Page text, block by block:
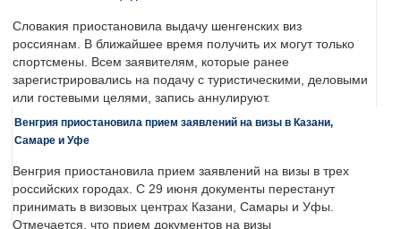
Словакия приостановила выдачу шенгенских виз
россиянам. В ближайшее время получить их могут только
спортсмены. Всем заявителям, которые ранее
зарегистрировались на подачу с туристическими, деловыми
или гостевыми целями, запись аннулируют.
Венгрия приостановила прием заявлений на визы в Казани,
Самаре и Уфе
Венгрия приостановила прием заявлений на визы в трех
российских городах. С 29 июня документы перестанут
принимать в визовых центрах Казани, Самары и Уфы.
Отмечается, что прием документов на визы